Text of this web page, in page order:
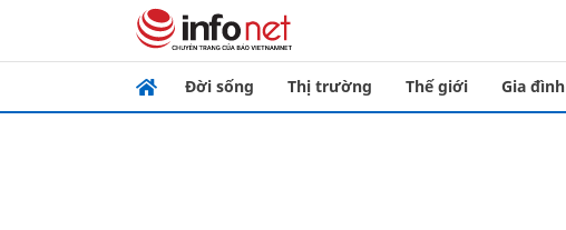
Đời sống Thị trường Thế giới Gia đình